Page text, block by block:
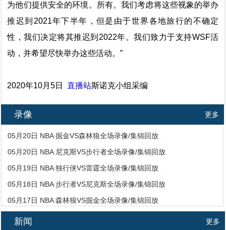
为他们提供安全的环境。所有。我们考虑将这些视象的举办
推迟到2021年下半年，但是由于世界各地旅行的不确定
性，我们决定将其推迟到2022年。我们致力于支持WSF活
动，并希望尽快举办这些活动。”
2020年10月5日 直播站斯诺克小组采编
录像 更多
05月20日 NBA 掘金VS森林狼全场录像/集锦回放
05月20日 NBA 尼克斯VS步行者全场录像/集锦回放
05月19日 NBA 独行侠VS雷霆全场录像/集锦回放
05月18日 NBA 步行者VS尼克斯全场录像/集锦回放
05月17日 NBA 森林狼VS掘金全场录像/集锦回放
新闻 更多